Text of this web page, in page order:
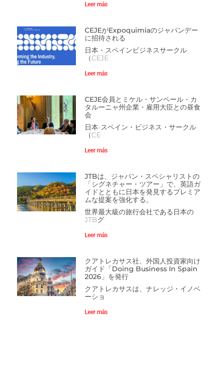
Leer más
CEJEがExpoquimiaのジャパンデー
に招待される
日本・スペインビジネスサークル
（CEJE
Leer más
CEJE会員とミケル・サンペール・カ
タルーニャ州企業・雇用大臣との昼食
会
日本-スペイン・ビジネス・サークル
（CE
Leer más
JTBは、ジャパン・スペシャリストの
「シグネチャー・ツアー」で、英語ガ
イドとともに日本を発見するプレミア
ムな提案を強化する。
世界最大級の旅行会社である日本の
JTBグ
Leer más
クアトレカサス社、外国人投資家向け
ガイド「Doing Business In Spain
2026」を発行
クアトレカサスは、ナレッジ・イノベ
ーショ
Leer más